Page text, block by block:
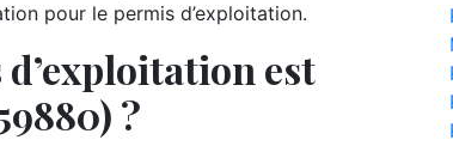
pour le permis d’exploitation.
est
?